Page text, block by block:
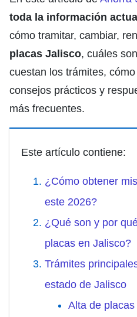
toda la información
cómo tramitar, cambiar,
placas Jalisco, cuáles
cuestan los trámites,
consejos prácticos y
más frecuentes.
Este artículo contiene:
¿Cómo obtener
este 2026?
¿Qué son y por
placas en Jalisco?
Trámites
estado de Jalisco
Alta de placas